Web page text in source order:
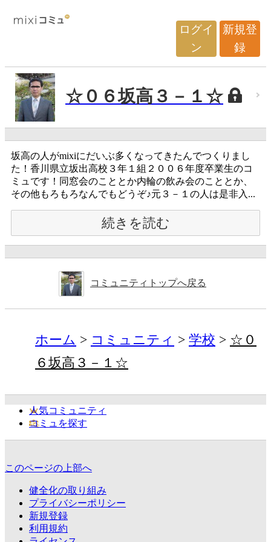
ログイ
ン
新規登
録
☆０６坂高３－１☆
坂高の人がmixiにだいぶ多くなってきたんでつくりまし
た！香川県立坂出高校３年１組２００６年度卒業生のコ
ミュです！同窓会のこととか内輪の飲み会のこととか、
その他もろもろなんでもどうぞ♪元３－１の人は是非入...
続きを読む
コミュニティトップへ戻る
ホーム コミュニティ 学校
☆０
６坂高３－１☆
人気コミュニティ
コミュを探す
このページの上部へ
健全化の取り組み
プライバシーポリシー
新規登録
利用規約